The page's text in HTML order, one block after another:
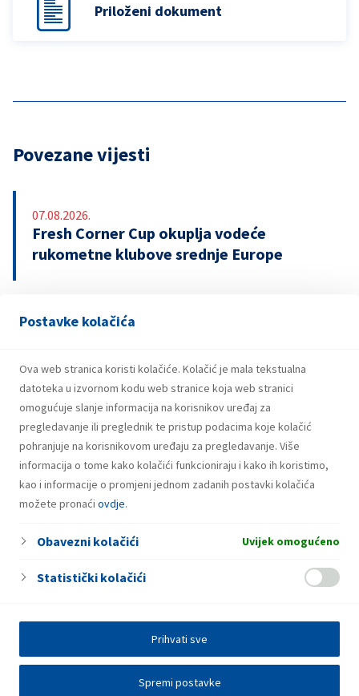
Postavke kolačića
Ova web stranica koristi kolačiće. Kolačić je mala tekstualna
datoteka u izvornom kodu web stranice koja web stranici
omogućuje slanje informacija na korisnikov uređaj za
pregledavanje ili preglednik te pristup podacima koje kolačić
pohranjuje na korisnikovom uređaju za pregledavanje. Više
informacija o tome kako kolačići funkcioniraju i kako ih koristimo,
kao i informacije o promjeni jednom zadanih postavki kolačića
možete pronaći ovdje.
Obavezni kolačići Uvijek omogućeno
Statistički kolačići
Spremi postavke
Prihvati sve
Priloženi dokument
Povezane vijesti
07.08.2026.
Fresh Corner Cup okuplja vodeće
rukometne klubove srednje Europe
29.07.2026.
prvom polugodištu 2026.